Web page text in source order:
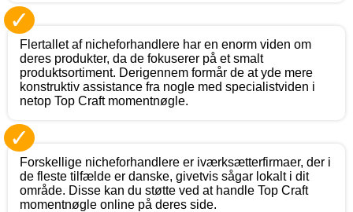
✓
Flertallet af nicheforhandlere har en enorm viden om
deres produkter, da de fokuserer på et smalt
produktsortiment. Derigennem formår de at yde mere
konstruktiv assistance fra nogle med specialistviden i
netop Top Craft momentnøgle.
✓
Forskellige nicheforhandlere er iværksætterfirmaer, der i
de fleste tilfælde er danske, givetvis sågar lokalt i dit
område. Disse kan du støtte ved at handle Top Craft
momentnøgle online på deres side.